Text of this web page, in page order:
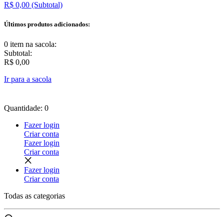
R$ 0,00 (Subtotal)
Últimos produtos adicionados:
0 item na sacola:
Subtotal:
R$ 0,00
Ir para a sacola
Quantidade: 0
Fazer login
Criar conta
Fazer login
Criar conta
Fazer login
Criar conta
Todas as categorias